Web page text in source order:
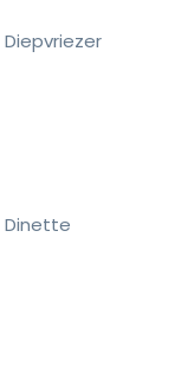
Diepvriezer
Dinette